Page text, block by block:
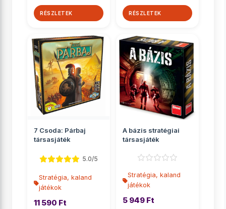
RÉSZLETEK RÉSZLETEK
7 Csoda: Párbaj
társasjáték
5.0/5
Stratégia, kaland
játékok
11 590 Ft
A bázis stratégiai
társasjáték
Stratégia, kaland
játékok
5 949 Ft